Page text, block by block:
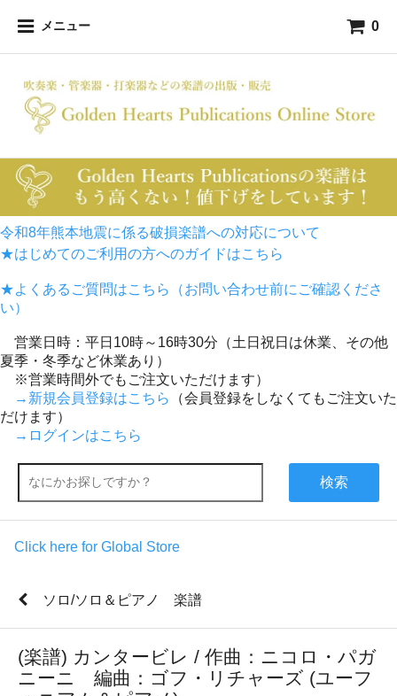
メニュー 0
令和8年熊本地震に係る破損楽譜への対応について
★はじめてのご利用の方へのガイドはこちら
★よくあるご質問はこちら（お問い合わせ前にご確認くださ
い）
営業日時：平日10時～16時30分（土日祝日は休業、その他
夏季・冬季など休業あり）
※営業時間外でもご注文いただけます）
→新規会員登録はこちら
（会員登録をしなくてもご注文いた
だけます）
→ログインはこちら
検索
Click here for Global Store
ソロ/ソロ＆ピアノ 楽譜
(楽譜) カンタービレ / 作曲：ニコロ・パガ
ニーニ 編曲：ゴフ・リチャーズ (ユーフ